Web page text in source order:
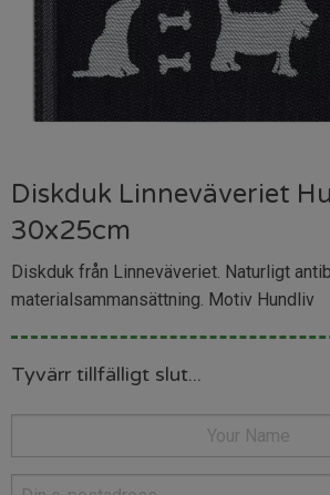
Diskduk Linneväveriet
30x25cm
Diskduk från Linneväveriet. Naturligt
materialsammansättning. Motiv Hundliv
Tyvärr tillfälligt slut...